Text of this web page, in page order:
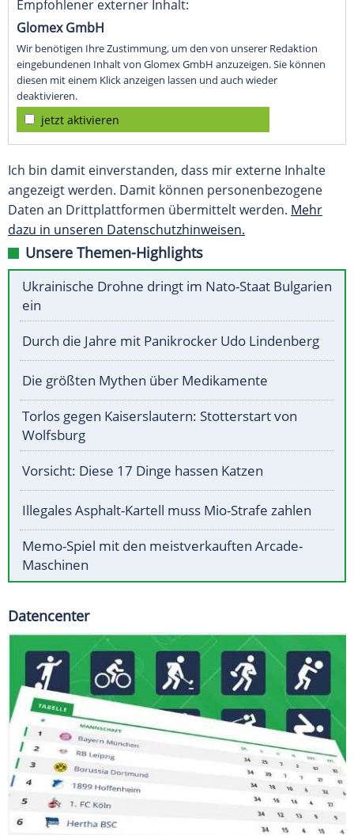
Empfohlener externer Inhalt:
Glomex GmbH
Wir benötigen Ihre Zustimmung, um den von unserer Redaktion
eingebundenen Inhalt von Glomex GmbH anzuzeigen. Sie können
diesen mit einem Klick anzeigen lassen und auch wieder
deaktivieren.
jetzt aktivieren
Ich bin damit einverstanden, dass mir externe Inhalte
angezeigt werden. Damit können personenbezogene
Daten an Drittplattformen übermittelt werden. Mehr
dazu in unseren Datenschutzhinweisen.
Unsere Themen-Highlights
Ukrainische Drohne dringt im Nato-Staat Bulgarien
ein
Durch die Jahre mit Panikrocker Udo Lindenberg
Die größten Mythen über Medikamente
Torlos gegen Kaiserslautern: Stotterstart von
Wolfsburg
Vorsicht: Diese 17 Dinge hassen Katzen
Illegales Asphalt-Kartell muss Mio-Strafe zahlen
Memo-Spiel mit den meistverkauften Arcade-
Maschinen
Datencenter